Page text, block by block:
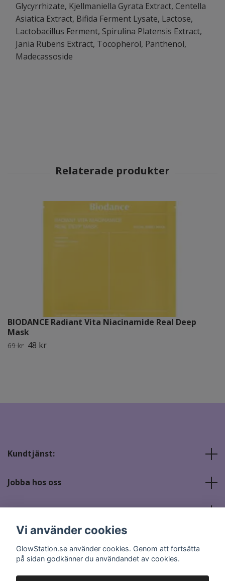
Glycyrrhizate, Kjellmaniella Gyrata Extract, Centella
Asiatica Extract, Bifida Ferment Lysate, Lactose,
Lactobacillus Ferment, Spirulina Platensis Extract,
Jania Rubens Extract, Tocopherol, Panthenol,
Madecassoside
BIODANCE Radiant Vita Niacinamide Real Deep
Mask
69 kr 48 kr
Kundtjänst:
Jobba hos oss
Sociala medier
Vi använder cookies
GlowStation.se använder cookies. Genom att fortsätta
på sidan godkänner du användandet av cookies.